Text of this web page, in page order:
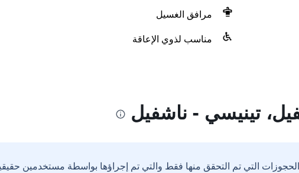
مرافق الغسيل
مناسب لذوي الإعاقة
التي تم التحقق منها فقط والتي تم إجراؤها بواسطة مستخدمين